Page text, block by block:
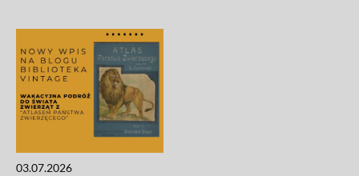
03.07.2026